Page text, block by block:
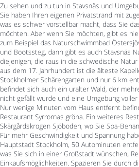
Zu sehen und zu tun in Stavsnäs und
Sie haben Ihren eigenen Privatstrand mit
was es schwer vorstellbar macht, dass Sie
möchten. Aber wenn Sie möchten, gibt es
zum Beispiel das Naturschwimmbad
und Bootssteg, dann gibt es auch Stavsnäs
diejenigen, die raus in die schwedische
aus dem 17. Jahrhundert ist die älteste
Stockholmer Schärengarten und nur 6 km
befindet sich auch ein uralter Wald, der
nicht gefällt wurde und eine Umgebung
Nur wenige Minuten vom Haus entfernt
Restaurant Syrrornas gröna. Ein weiteres
Skärgårdskrogen Sjöboden, wo Sie Spa-
Für mehr Geschwindigkeit und Spannung
Hauptstadt Stockholm, 50 Autominuten
was Sie sich in einer Großstadt wünschen,
Einkaufsmöglichkeiten. Spazieren Sie durch